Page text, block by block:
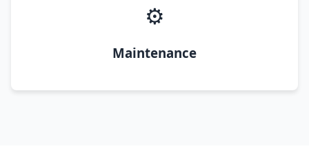
⚙️
Maintenance